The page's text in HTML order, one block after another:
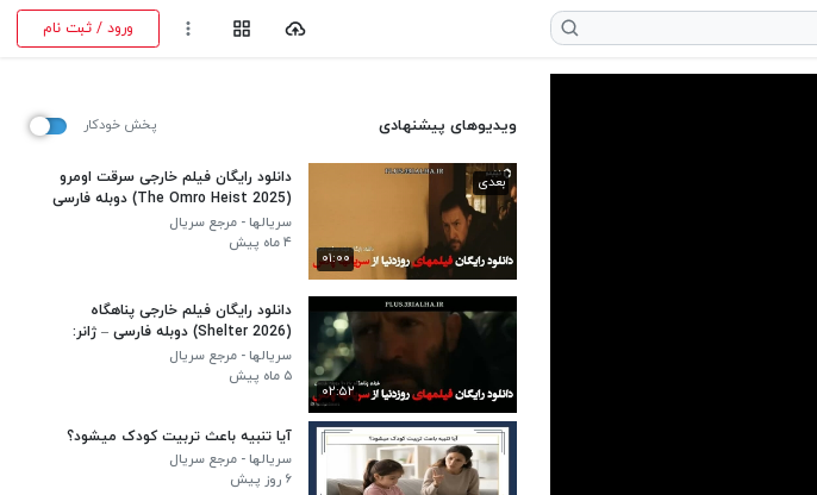
ورود / ثبت نام
ویدیوهای پیشنهادی پخش خودکار
۰۱:۰۰
بعدی
دانلود رایگان فیلم خارجی سرقت اومرو
(The Omro Heist 2025) دوبله فارسی
– ژانر: اکشن، جنایی، درام، مهیج
سریالها - مرجع سریال
۴ ماه پیش
۰۲:۵۲
دانلود رایگان فیلم خارجی پناهگاه
(Shelter 2026) دوبله فارسی – ژانر:
اکشن، هیجان انگیز
سریالها - مرجع سریال
۵ ماه پیش
آیا تنبیه باعث تربیت کودک میشود؟
سریالها - مرجع سریال
۶ روز پیش